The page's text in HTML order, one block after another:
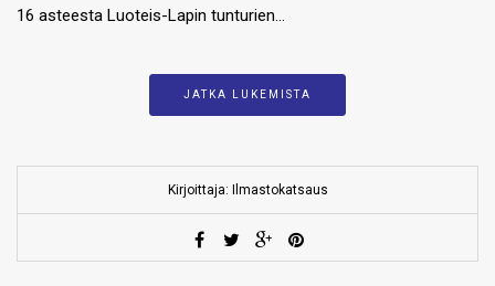
16 asteesta Luoteis-Lapin tunturien…
JATKA LUKEMISTA
Kirjoittaja: Ilmastokatsaus